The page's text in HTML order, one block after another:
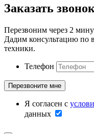
Заказать звонок
Перезвоним через 2
Дадим консультацию по
техники.
Телефон
Я согласен с
данных